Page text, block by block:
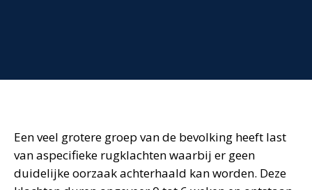
Een veel grotere groep van de bevolking heeft last
van aspecifieke rugklachten waarbij er geen
duidelijke oorzaak achterhaald kan worden. Deze